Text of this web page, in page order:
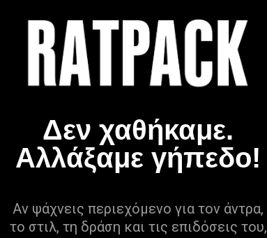
Δεν χαθήκαμε.
Αλλάξαμε γήπεδο!
Αν ψάχνεις περιεχόμενο για τον άντρα,
το στιλ, τη δράση και τις επιδόσεις του,